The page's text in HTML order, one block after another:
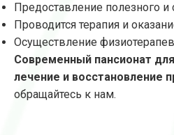
Предоставление полезного и
Проводится терапия и
Осуществление
Современный пансионат
лечение и восстановление
обращайтесь к нам.